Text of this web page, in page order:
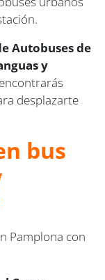
Autobuses de
y
desplazarte
bus
Pamplona con